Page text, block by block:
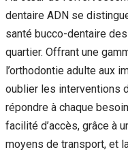
dentaire ADN se
santé bucco-dentaire
quartier. Offrant une
l’orthodontie adulte aux
oublier les interventions
répondre à chaque
facilité d’accès, grâce à
moyens de transport, et